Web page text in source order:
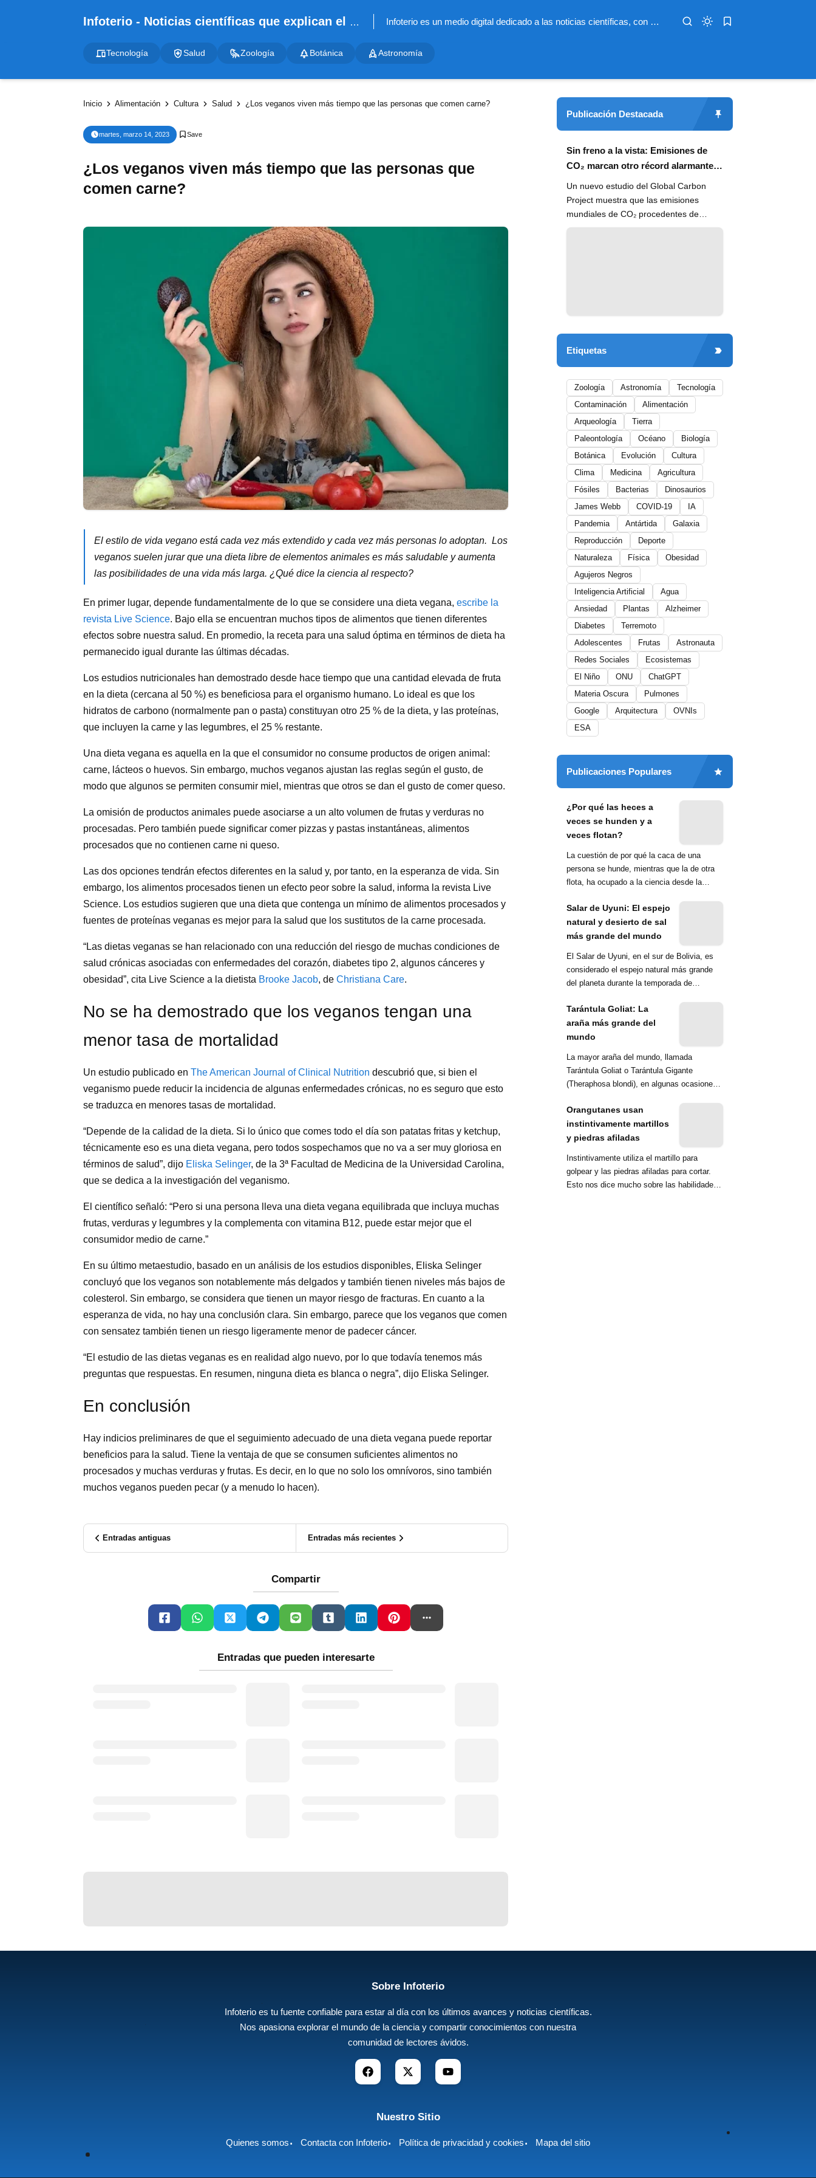
Infoterio - Noticias científicas que explican el mundo Infoterio es un medio digital dedicado a las noticias científicas, con artículos extensos y bien documentados sobre salud, medioambiente, tecnología, espacio, psicología, evolución y más. Nuestro objetivo es hacer accesible el conocimiento científico a lectores de habla hispana en todo el mundo, con información actualizada, fuentes confiables y explicaciones claras que conectan la ciencia con la vida cotidiana.
Tecnología Salud Zoología Botánica Astronomía
Inicio Alimentación Cultura Salud ¿Los veganos viven más tiempo que las personas que comen carne?
martes, marzo 14, 2023
¿Los veganos viven más tiempo que las personas que
comen carne?
El estilo de vida vegano está cada vez más extendido y cada vez más personas lo adoptan. Los
veganos suelen jurar que una dieta libre de elementos animales es más saludable y aumenta
las posibilidades de una vida más larga. ¿Qué dice la ciencia al respecto?
En primer lugar, depende fundamentalmente de lo que se considere una dieta vegana, escribe la
revista Live Science. Bajo ella se encuentran muchos tipos de alimentos que tienen diferentes
efectos sobre nuestra salud. En promedio, la receta para una salud óptima en términos de dieta ha
permanecido igual durante las últimas décadas.
Los estudios nutricionales han demostrado desde hace tiempo que una cantidad elevada de fruta
en la dieta (cercana al 50 %) es beneficiosa para el organismo humano. Lo ideal es que los
hidratos de carbono (normalmente pan o pasta) constituyan otro 25 % de la dieta, y las proteínas,
que incluyen la carne y las legumbres, el 25 % restante.
Una dieta vegana es aquella en la que el consumidor no consume productos de origen animal:
carne, lácteos o huevos. Sin embargo, muchos veganos ajustan las reglas según el gusto, de
modo que algunos se permiten consumir miel, mientras que otros se dan el gusto de comer queso.
La omisión de productos animales puede asociarse a un alto volumen de frutas y verduras no
procesadas. Pero también puede significar comer pizzas y pastas instantáneas, alimentos
procesados que no contienen carne ni queso.
Las dos opciones tendrán efectos diferentes en la salud y, por tanto, en la esperanza de vida. Sin
embargo, los alimentos procesados tienen un efecto peor sobre la salud, informa la revista Live
Science. Los estudios sugieren que una dieta que contenga un mínimo de alimentos procesados y
fuentes de proteínas veganas es mejor para la salud que los sustitutos de la carne procesada.
“Las dietas veganas se han relacionado con una reducción del riesgo de muchas condiciones de
salud crónicas asociadas con enfermedades del corazón, diabetes tipo 2, algunos cánceres y
obesidad”, cita Live Science a la dietista Brooke Jacob, de Christiana Care.
No se ha demostrado que los veganos tengan una
menor tasa de mortalidad
Un estudio publicado en The American Journal of Clinical Nutrition descubrió que, si bien el
veganismo puede reducir la incidencia de algunas enfermedades crónicas, no es seguro que esto
se traduzca en menores tasas de mortalidad.
“Depende de la calidad de la dieta. Si lo único que comes todo el día son patatas fritas y ketchup,
técnicamente eso es una dieta vegana, pero todos sospechamos que no va a ser muy gloriosa en
términos de salud”, dijo Eliska Selinger, de la 3ª Facultad de Medicina de la Universidad Carolina,
que se dedica a la investigación del veganismo.
El científico señaló: “Pero si una persona lleva una dieta vegana equilibrada que incluya muchas
frutas, verduras y legumbres y la complementa con vitamina B12, puede estar mejor que el
consumidor medio de carne.”
En su último metaestudio, basado en un análisis de los estudios disponibles, Eliska Selinger
concluyó que los veganos son notablemente más delgados y también tienen niveles más bajos de
colesterol. Sin embargo, se considera que tienen un mayor riesgo de fracturas. En cuanto a la
esperanza de vida, no hay una conclusión clara. Sin embargo, parece que los veganos que comen
con sensatez también tienen un riesgo ligeramente menor de padecer cáncer.
“El estudio de las dietas veganas es en realidad algo nuevo, por lo que todavía tenemos más
preguntas que respuestas. En resumen, ninguna dieta es blanca o negra”, dijo Eliska Selinger.
En conclusión
Hay indicios preliminares de que el seguimiento adecuado de una dieta vegana puede reportar
beneficios para la salud. Tiene la ventaja de que se consumen suficientes alimentos no
procesados y muchas verduras y frutas. Es decir, en lo que no solo los omnívoros, sino también
muchos veganos pueden pecar (y a menudo lo hacen).
Entradas antiguas Entradas más recientes
Compartir
Entradas que pueden interesarte
Publicación Destacada
Sin freno a la vista: Emisiones de
CO₂ marcan otro récord alarmante
en 2024
Un nuevo estudio del Global Carbon
Project muestra que las emisiones
mundiales de CO₂ procedentes de
combustibles fósiles han alcanzado un
Etiquetas
Zoología Astronomía
Tecnología
Contaminación
Alimentación
Arqueología
Tierra
Paleontología
Océano
Biología
Botánica
Evolución
Cultura
Clima
Medicina
Agricultura
Fósiles
Bacterias
Dinosaurios
James Webb
COVID-19
IA
Pandemia
Antártida
Galaxia
Reproducción
Deporte
Naturaleza
Física
Obesidad
Agujeros Negros
Inteligencia Artificial
Agua
Ansiedad
Plantas
Alzheimer
Diabetes
Terremoto
Adolescentes
Frutas
Astronauta
Redes Sociales
Ecosistemas
El Niño
ONU
ChatGPT
Materia Oscura
Pulmones
Google
Arquitectura
OVNIs
ESA
Publicaciones Populares
¿Por qué las heces a
veces se hunden y a
veces flotan?
La cuestión de por qué la caca de una
persona se hunde, mientras que la de otra
flota, ha ocupado a la ciencia desde la
Salar de Uyuni: El espejo
natural y desierto de sal
más grande del mundo
El Salar de Uyuni, en el sur de Bolivia, es
considerado el espejo natural más grande
del planeta durante la temporada de
Tarántula Goliat: La
araña más grande del
mundo
La mayor araña del mundo, llamada
Tarántula Goliat o Tarántula Gigante
(Theraphosa blondi), en algunas ocasiones
Orangutanes usan
instintivamente martillos
y piedras afiladas
Instintivamente utiliza el martillo para
golpear y las piedras afiladas para cortar.
Esto nos dice mucho sobre las habilidades
Sobre Infoterio
Infoterio es tu fuente confiable para estar al día con los últimos avances y noticias científicas.
Nos apasiona explorar el mundo de la ciencia y compartir conocimientos con nuestra
comunidad de lectores ávidos.
Nuestro Sitio
Quienes somos Contacta con Infoterio Política de privacidad y cookies Mapa del sitio